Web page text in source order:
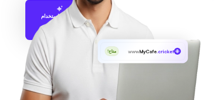
الاقتراح باستخدام
wwwMyCafe.cricket متاح!